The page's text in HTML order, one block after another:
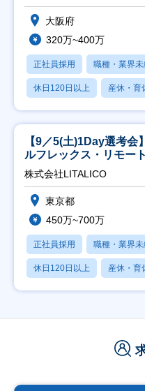
大阪府
320万~400万
正社員採用 職種・業界
休日120日以上 産休・育
【9／5(土)1Day選考会
ルフレックス・リモー
株式会社LITALICO
東京都
450万~700万
正社員採用 職種・業界
休日120日以上 産休・育